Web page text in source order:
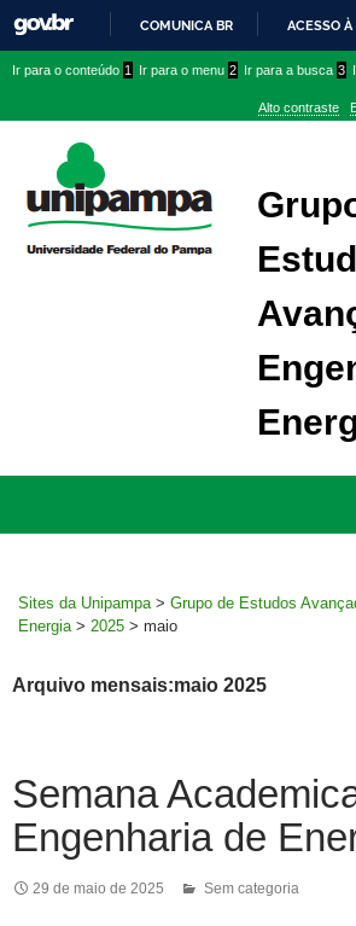
PARA
CONTEÚDO
COMUNICA BR ACESSO
conteúdo
menu
superior
menu
Ir para o conteúdo 1 Ir para o menu 2 Ir para a busca 3
Alto contraste
Sites da Unipampa > Grupo de Estudos
Energia > 2025 > maio
Arquivo mensais:maio 2025
Semana
Engenharia de
29 de maio de 2025 Sem categoria